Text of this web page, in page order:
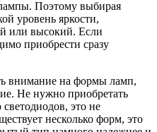
Поэтому выбирая
уровень яркости,
или высокий. Если
приобрести сразу
на формы ламп,
Не нужно приобретать
это не
несколько форм, это